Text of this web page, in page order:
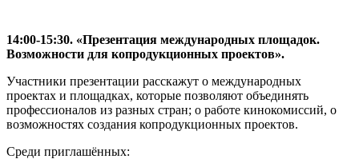
14:00-15:30. «Презентация международных площадок.
Возможности для копродукционных проектов».
Участники презентации расскажут о международных
проектах и площадках, которые позволяют объединять
профессионалов из разных стран; о работе кинокомиссий, о
возможностях создания копродукционных проектов.
Среди приглашённых: